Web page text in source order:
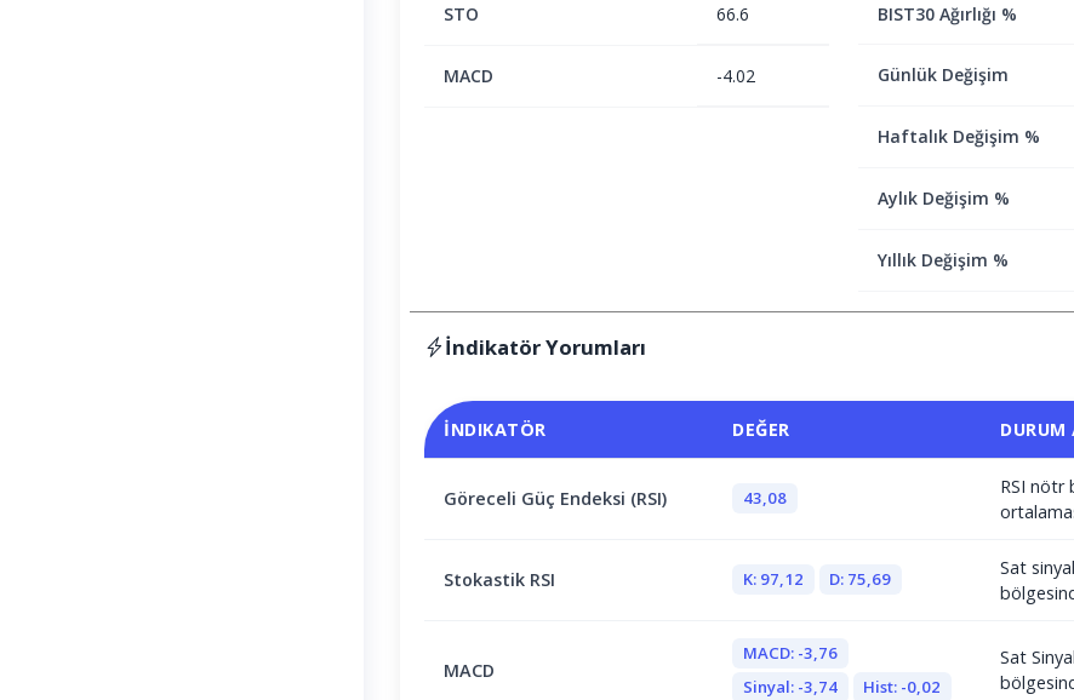
STO 66.6
MACD -4.02
BIST30 Ağırlığı %
Günlük Değişim
Haftalık Değişim %
Aylık Değişim %
Yıllık Değişim %
İndikatör Yorumları
İNDIKATÖR DEĞER DURUM
Göreceli Güç Endeksi (RSI) 43,08
RSI nötr
Stokastik RSI K: 97,12 D: 75,69
Sat
MACD
MACD: -3,76
Sinyal: -3,74
Hist: -0,02
Sat